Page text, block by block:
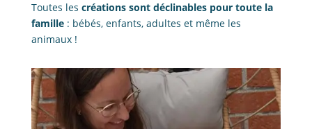
Toutes les créations sont déclinables pour toute la
famille: bébés, enfants, adultes et même les
animaux !